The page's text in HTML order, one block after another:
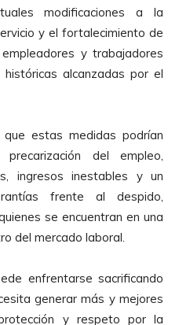
modificaciones a la
y el fortalecimiento de
y trabajadores
alcanzadas por el
que estas medidas podrían
del empleo,
ingresos inestables y un
frente al despido,
se encuentran en una
del mercado laboral.
enfrentarse sacrificando
generar más y mejores
y respeto por la